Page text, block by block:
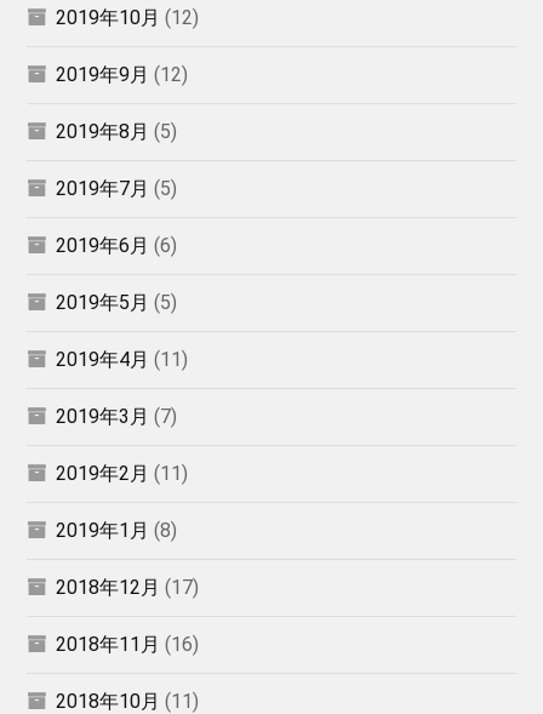
2019年10月 (12)
2019年9月 (12)
2019年8月 (5)
2019年7月 (5)
2019年6月 (6)
2019年5月 (5)
2019年4月 (11)
2019年3月 (7)
2019年2月 (11)
2019年1月 (8)
2018年12月 (17)
2018年11月 (16)
2018年10月 (11)